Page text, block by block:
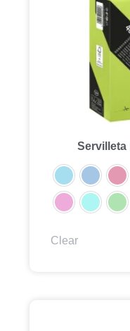
Servilleta
Clear